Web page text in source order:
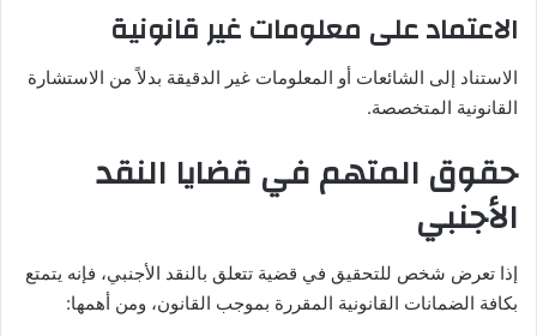
الاعتماد على معلومات غير قانونية
الاستناد إلى الشائعات أو المعلومات غير الدقيقة بدلاً من الاستشارة
القانونية المتخصصة.
حقوق المتهم في قضايا النقد
الأجنبي
إذا تعرض شخص للتحقيق في قضية تتعلق بالنقد الأجنبي، فإنه يتمتع
بكافة الضمانات القانونية المقررة بموجب القانون، ومن أهمها: